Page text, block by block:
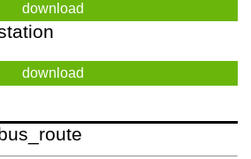
download
download